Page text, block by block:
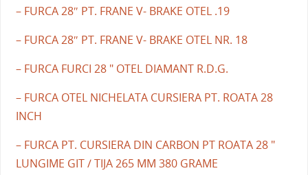
– FURCA 28″ PT. FRANE V- BRAKE OTEL .19
– FURCA 28″ PT. FRANE V- BRAKE OTEL NR. 18
– FURCA FURCI 28 " OTEL DIAMANT R.D.G.
– FURCA OTEL NICHELATA CURSIERA PT. ROATA 28
INCH
– FURCA PT. CURSIERA DIN CARBON PT ROATA 28 "
LUNGIME GIT / TIJA 265 MM 380 GRAME